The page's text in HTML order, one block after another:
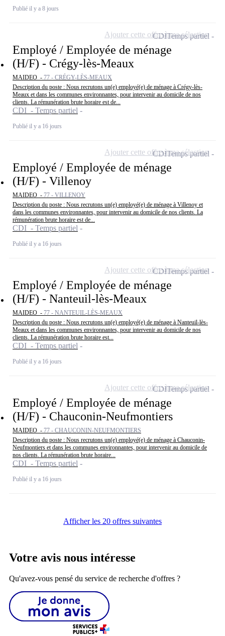
Publié il y a 8 jours
Employé / Employée de ménage
(H/F) - Crégy-lès-Meaux
MAIDEO - 77 - CRÉGY-LÈS-MEAUX
Description du poste : Nous recrutons un(e) employé(e) de ménage à Crégy-lès-
Meaux et dans les communes environnantes, pour intervenir au domicile de nos
clients. La rémunération brute horaire est de...
CDI - Temps partiel
Publié il y a 16 jours
CDITemps partiel
Ajouter cette offre à ma sélection
Employé / Employée de ménage
(H/F) - Villenoy
MAIDEO - 77 - VILLENOY
Description du poste : Nous recrutons un(e) employé(e) de ménage à Villenoy et
dans les communes environnantes, pour intervenir au domicile de nos clients. La
rémunération brute horaire est de...
CDI - Temps partiel
Publié il y a 16 jours
CDITemps partiel
Ajouter cette offre à ma sélection
Employé / Employée de ménage
(H/F) - Nanteuil-lès-Meaux
MAIDEO - 77 - NANTEUIL-LÈS-MEAUX
Description du poste : Nous recrutons un(e) employé(e) de ménage à Nanteuil-lès-
Meaux et dans les communes environnantes, pour intervenir au domicile de nos
clients. La rémunération brute horaire est...
CDI - Temps partiel
Publié il y a 16 jours
CDITemps partiel
Ajouter cette offre à ma sélection
Employé / Employée de ménage
(H/F) - Chauconin-Neufmontiers
MAIDEO - 77 - CHAUCONIN-NEUFMONTIERS
Description du poste : Nous recrutons un(e) employé(e) de ménage à Chauconin-
Neufmontiers et dans les communes environnantes, pour intervenir au domicile de
nos clients. La rémunération brute horaire...
CDI - Temps partiel
Publié il y a 16 jours
CDITemps partiel
Ajouter cette offre à ma sélection
Afficher les 20 offres suivantes
Votre avis nous intéresse
Qu'avez-vous pensé du service de recherche d'offres ?